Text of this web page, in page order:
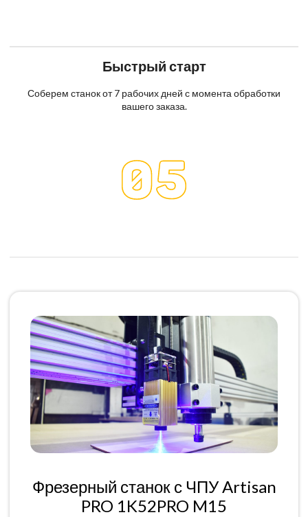
Быстрый старт
Соберем станок от 7 рабочих дней с момента обработки
вашего заказа.
Фрезерный станок с ЧПУ Artisan
PRO 1K52PRO M15